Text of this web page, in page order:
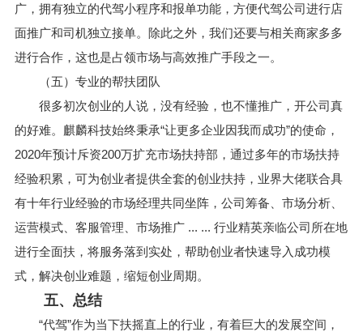
广，拥有独立的代驾小程序和报单功能，方便代驾公司进行店
面推广和司机独立接单。除此之外，我们还要与相关商家多多
进行合作，这也是占领市场与高效推广手段之一。
（五）专业的帮扶团队
很多初次创业的人说，没有经验，也不懂推广，开公司真
的好难。麒麟科技始终秉承“让更多企业因我而成功”的使命，
2020年预计斥资200万扩充市场扶持部，通过多年的市场扶持
经验积累，可为创业者提供全套的创业扶持，业界大佬联合具
有十年行业经验的市场经理共同坐阵，公司筹备、市场分析、
运营模式、客服管理、市场推广 ... ... 行业精英亲临公司所在地
进行全面扶，将服务落到实处，帮助创业者快速导入成功模
式，解决创业难题，缩短创业周期。
五、总结
“代驾”作为当下扶摇直上的行业，有着巨大的发展空间，